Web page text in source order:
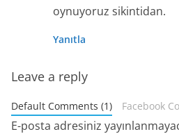
oynuyoruz sikintidan.
Yanıtla
Leave a reply
Default Comments (1) Facebook
E-posta adresiniz